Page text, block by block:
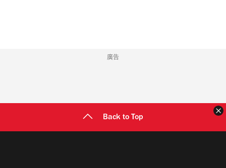
廣告
Back to Top